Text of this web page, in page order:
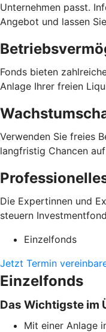
Unternehmen passt.
Angebot und lassen
Fonds bieten
Anlage Ihrer freien
Verwenden Sie freies
langfristig Chancen
Die Expertinnen und
steuern
Einzelfonds
Jetzt Termin
Einzelfonds
Das Wichtigste im
Mit einer Anlage